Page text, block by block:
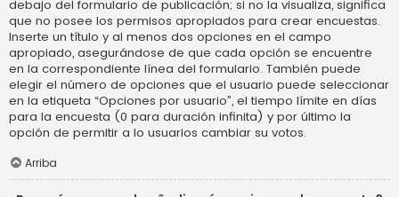
debajo del formulario de publicación; si no la visualiza, significa
que no posee los permisos apropiados para crear encuestas.
Inserte un título y al menos dos opciones en el campo
apropiado, asegurándose de que cada opción se encuentre
en la correspondiente línea del formulario. También puede
elegir el número de opciones que el usuario puede seleccionar
en la etiqueta “Opciones por usuario”, el tiempo límite en días
para la encuesta (0 para duración infinita) y por último la
opción de permitir a lo usuarios cambiar su votos.
Arriba